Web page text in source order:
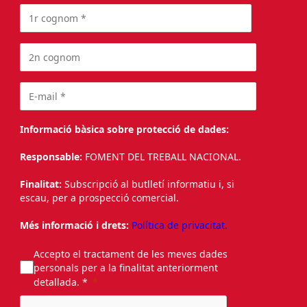
Informació bàsica sobre protecció de dades:
Responsable: FOMENT DEL TREBALL NACIONAL.
Finalitat: Subscripció al butlletí informatiu i, si
escau, per a prospecció comercial.
Més informació i drets: Política de privacitat.
Accepto el tractament de les meves dades
personals per a la finalitat anteriorment
detallada. *